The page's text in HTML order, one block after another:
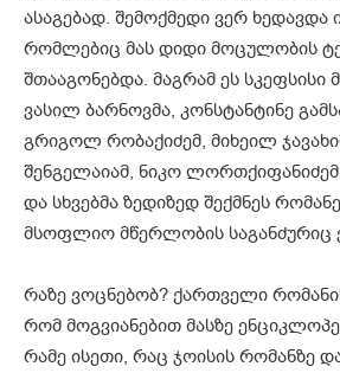
ასაგებად. შემოქმედი ვერ ხედავდა
რომლებიც მას დიდი მოცულობის
შთააგონებდა. მაგრამ ეს სკეფსისი
ვასილ ბარნოვმა, კონსტანტინე
გრიგოლ რობაქიძემ, მიხეილ
შენგელაიამ, ნიკო
და სხვებმა ზედიზედ შექმნეს
მსოფლიო მწერლობის საგანძურიც
რაზე ვოცნებობ? ქართველი
რომ მოგვიანებით მასზე
რამე ისეთი, რაც ჯოისის რომანზე